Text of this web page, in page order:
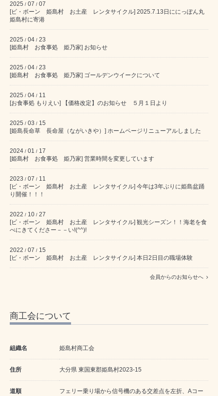
2025 / 07 / 07
[ビ・ボーン 姫島村 お土産 レンタサイクル] 2025.7.13日ににっぽん丸
姫島村に寄港
2025 / 04 / 23
[姫島村 お食事処 姫乃家] お知らせ
2025 / 04 / 23
[姫島村 お食事処 姫乃家] ゴールデンウイークについて
2025 / 04 / 11
[お食事処 もりえい] 【価格改定】のお知らせ ５月１日より
2025 / 03 / 15
[姫島長命草 長命屋（ながいきや）] ホームページリニューアルしました
2024 / 01 / 17
[姫島村 お食事処 姫乃家] 営業時間を変更しています
2023 / 07 / 11
[ビ・ボーン 姫島村 お土産 レンタサイクル] 今年は3年ぶりに姫島盆踊
り開催！！！
2022 / 10 / 27
[ビ・ボーン 姫島村 お土産 レンタサイクル] 観光シーズン！！海老を食
べにきてくださー－－い!(^^)!
2022 / 07 / 15
[ビ・ボーン 姫島村 お土産 レンタサイクル] 本日2日目の職場体験
会員からのお知らせへ
商工会について
組織名 姫島村商工会
住所 大分県 東国東郡姫島村2023-15
道順
フェリー乗り場から信号機のある交差点を左折、Aコー